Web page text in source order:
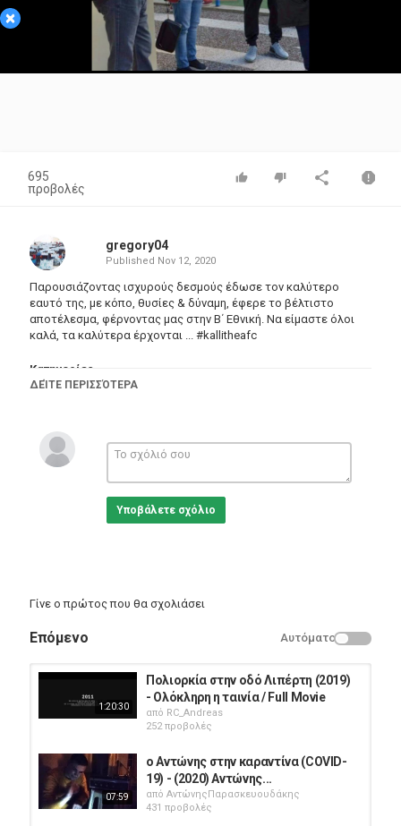
×
Video
695
προβολές
gregory04
Published Nov 12, 2020
Παρουσιάζοντας ισχυρούς δεσμούς έδωσε τον καλύτερο
εαυτό της, με κόπο, θυσίες & δύναμη, έφερε το βέλτιστο
αποτέλεσμα, φέρνοντας μας στην Β΄ Εθνική. Να είμαστε όλοι
καλά, τα καλύτερα έρχονται ... #kallitheafc
Κατηγορίες
Sports
ΔΕΊΤΕ ΠΕΡΙΣΣΌΤΕΡΑ
Υποβάλετε σχόλιο
Γίνε ο πρώτος που θα σχολιάσει
Επόμενο Αυτόματο
1:20:30
Πολιορκία στην οδό Λιπέρτη (2019)
- Ολόκληρη η ταινία / Full Movie
από RC_Andreas
252 προβολές
07:59
ο Αντώνης στην καραντίνα (COVID-
19) - (2020) Αντώνης...
από ΑντώνηςΠαρασκευουδάκης
431 προβολές